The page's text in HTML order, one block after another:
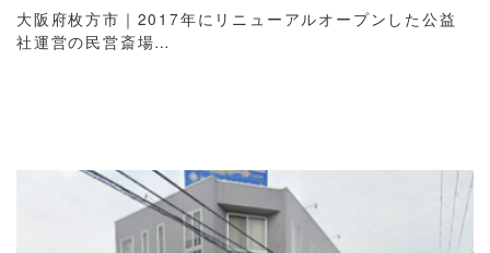
大阪府枚方市｜2017年にリニューアルオープンした公益
社運営の民営斎場…